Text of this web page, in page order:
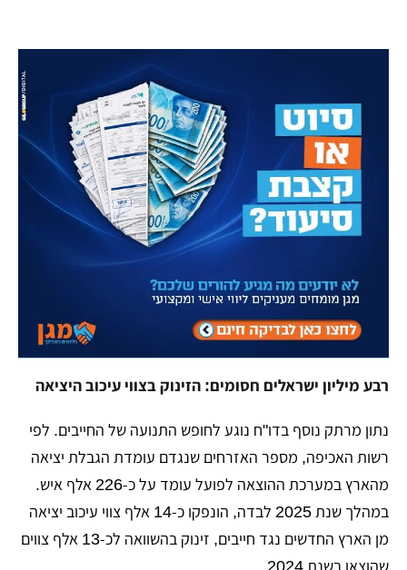
רבע מיליון ישראלים חסומים: הזינוק בצווי עיכוב היציאה
​נתון מרתק נוסף בדו"ח נוגע לחופש התנועה של החייבים. לפי
רשות האכיפה, מספר האזרחים שנגדם עומדת הגבלת יציאה
מהארץ במערכת ההוצאה לפועל עומד על כ-226 אלף איש.
במהלך שנת 2025 לבדה, הונפקו כ-14 אלף צווי עיכוב יציאה
מן הארץ החדשים נגד חייבים, זינוק בהשוואה לכ-13 אלף צווים